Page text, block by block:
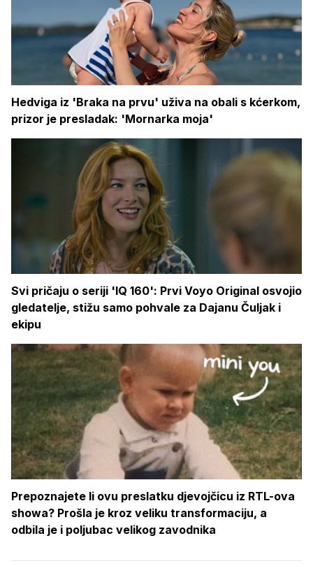
Hedviga iz 'Braka na prvu' uživa na obali s kćerkom,
prizor je presladak: 'Mornarka moja'
Svi pričaju o seriji 'IQ 160': Prvi Voyo Original osvojio
gledatelje, stižu samo pohvale za Dajanu Čuljak i
ekipu
Prepoznajete li ovu preslatku djevojčicu iz RTL-ova
showa? Prošla je kroz veliku transformaciju, a
odbila je i poljubac velikog zavodnika